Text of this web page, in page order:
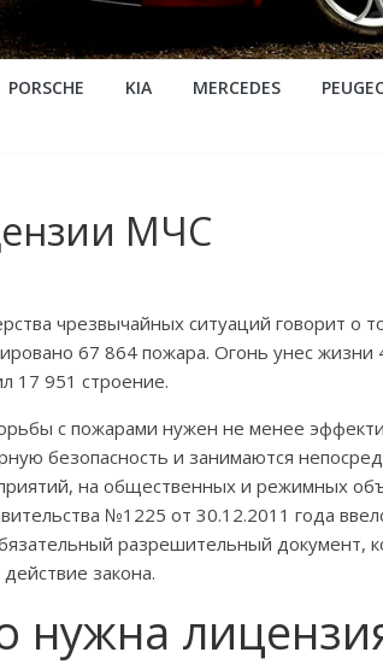
PORSCHE KIA MERCEDES
МЧС
чрезвычайных ситуаций говорит о
67 864 пожара. Огонь унес
17 951 строение.
с пожарами нужен не менее
безопасность и занимаются
на общественных и режимных
№1225 от 30.12.2011 года
разрешительный документ,
закона.
нужна